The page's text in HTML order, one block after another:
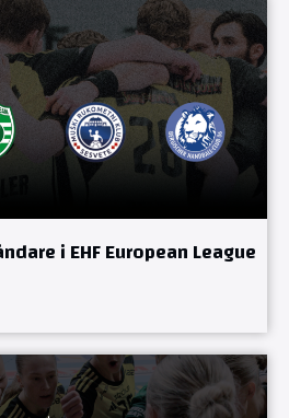
i EHF European League